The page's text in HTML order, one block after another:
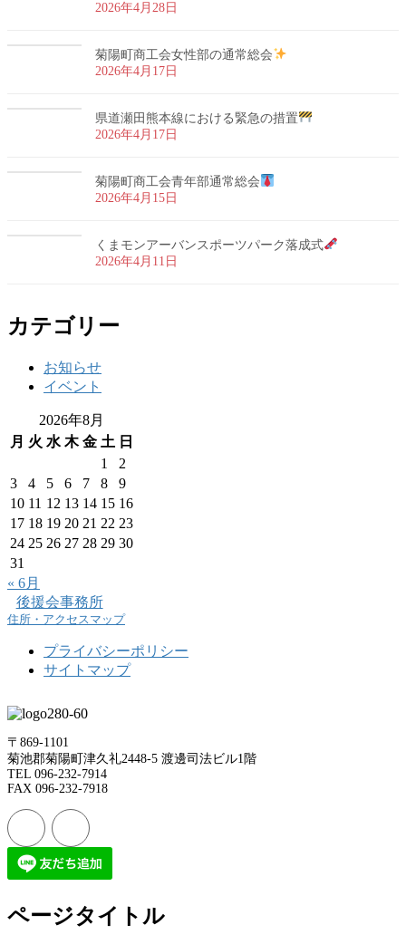
2026年4月28日
菊陽町商工会女性部の通常総会
2026年4月17日
県道瀬田熊本線における緊急の措置
2026年4月17日
菊陽町商工会青年部通常総会
2026年4月15日
くまモンアーバンスポーツパーク落成式
2026年4月11日
カテゴリー
お知らせ
イベント
2026年8月
月 火 水 木 金 土 日
1
2
3
4 5 6 7 8
9
10 11 12 13 14 15 16
17 18 19 20 21 22 23
24 25 26 27 28 29 30
31
« 6月
後援会事務所
住所・アクセスマップ
プライバシーポリシー
サイトマップ
〒869-1101
菊池郡菊陽町津久礼2448-5 渡邊司法ビル1階
TEL 096-232-7914
FAX 096-232-7918
ページタイトル